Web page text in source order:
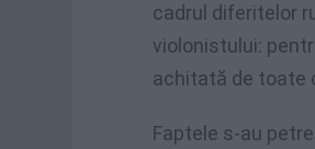
cadrul diferitelor
violonistului:
achitată de toate
Faptele s-au